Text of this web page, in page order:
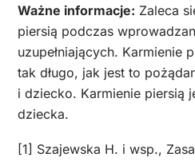
Ważne informacje: Zaleca
piersią podczas
uzupełniających. Karmienie
tak długo, jak jest to
i dziecko. Karmienie piersią
dziecka.
[1] Szajewska H. i wsp.,